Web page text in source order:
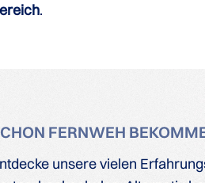
.
FERNWEH
unsere vielen